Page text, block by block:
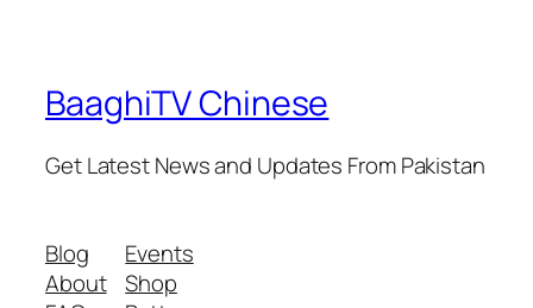
BaaghiTV Chinese
Get Latest News and Updates From Pakistan
Blog
About
Events
Shop